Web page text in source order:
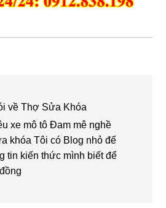
vềThợ Sửa Khóa
xe mô tô Đam mê nghề
khóa Tôi có Blog nhỏ để
tin kiến thức mình biết để